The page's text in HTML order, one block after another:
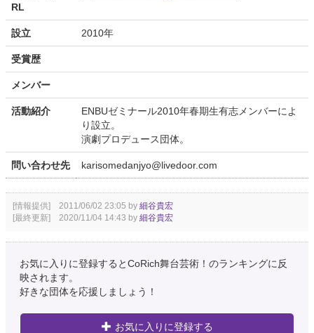
RL
設立 2010年
受賞歴
メンバー
活動紹介
ENBUゼミナール2010年春期生有志メンバーによ
り設立。
演劇プロデュース団体。
問い合わせ先 karisomedanjyo@livedoor.com
[情報提供] 2011/06/02 23:05 by 細谷貴宏
[最終更新] 2020/11/04 14:43 by 細谷貴宏
お気に入りに登録するとCoRich舞台芸術！のランキングに反
映されます。
好きな団体を応援しましょう！
お気に入りに登録する